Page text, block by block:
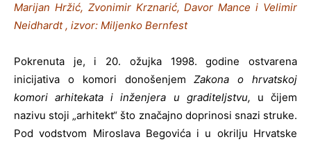
Marijan Hržić, Zvonimir Krznarić, Davor Mance i Velimir
Neidhardt , izvor: Miljenko Bernfest
Pokrenuta je, i 20. ožujka 1998. godine ostvarena
inicijativa o komori donošenjemZakona o hrvatskoj
komori arhitekata i inženjera u graditeljstvu, u čijem
nazivu stoji „arhitekt“ što značajno doprinosi snazi struke.
Pod vodstvom Miroslava Begovića i u okrilju Hrvatske